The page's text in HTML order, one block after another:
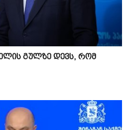
გულზე დევს, რომ